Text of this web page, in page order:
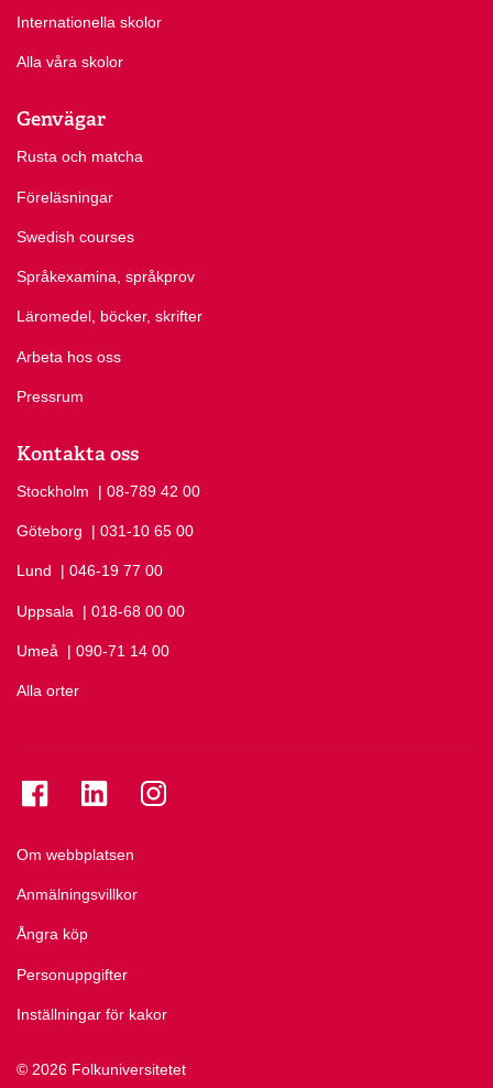
Internationella skolor
Alla våra skolor
Genvägar
Rusta och matcha
Föreläsningar
Swedish courses
Språkexamina, språkprov
Läromedel, böcker, skrifter
Arbeta hos oss
Pressrum
Kontakta oss
Stockholm Ring Stockholm på
| 08-789 42 00
Göteborg Ring Göteborg på
| 031-10 65 00
Lund Ring Lund på
| 046-19 77 00
Uppsala Ring Uppsala på
| 018-68 00 00
Umeå Ring Umeå på
| 090-71 14 00
Alla orter
© 2026 Folkuniversitetet
Om webbplatsen
Anmälningsvillkor
Ångra köp
Personuppgifter
Inställningar för kakor
Se folkuniversitetet på Facebook
Se folkuniversitetet på LinkedIn